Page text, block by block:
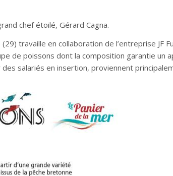
chef étoilé, Gérard Cagna.
travaille en collaboration de l’entreprise JF
de poissons dont la composition garantie un
salariés en insertion, proviennent